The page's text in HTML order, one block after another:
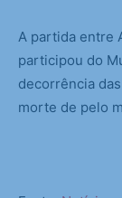
A partida entre
participou do
decorrência
morte de pelo